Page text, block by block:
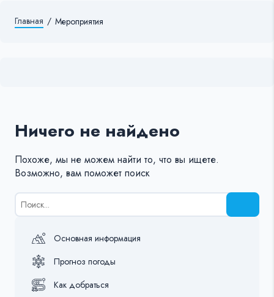
Главная / Мероприятия
Ничего не найдено
Похоже, мы не можем найти то, что вы ищете.
Возможно, вам поможет поиск
Результаты
поиска
Основная информация
Прогноз погоды
Как добраться